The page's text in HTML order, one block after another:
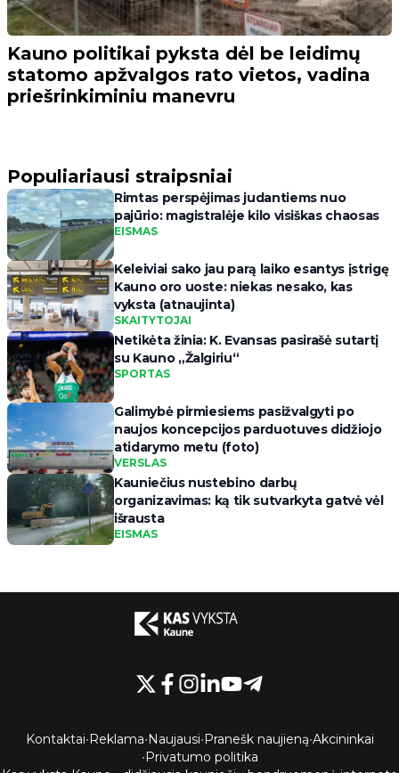
Kauno politikai pyksta dėl be leidimų
statomo apžvalgos rato vietos, vadina
priešrinkiminiu manevru
Populiariausi straipsniai
Rimtas perspėjimas judantiems nuo
pajūrio: magistralėje kilo visiškas chaosas
EISMAS
Keleiviai sako jau parą laiko esantys įstrigę
Kauno oro uoste: niekas nesako, kas
vyksta (atnaujinta)
SKAITYTOJAI
Netikėta žinia: K. Evansas pasirašė sutartį
su Kauno „Žalgiriu“
SPORTAS
Galimybė pirmiesiems pasižvalgyti po
naujos koncepcijos parduotuves didžiojo
atidarymo metu (foto)
VERSLAS
Kauniečius nustebino darbų
organizavimas: ką tik sutvarkyta gatvė vėl
išrausta
EISMAS
Kontaktai•Reklama•Naujausi•Pranešk naujieną•Akcininkai
•Privatumo politika